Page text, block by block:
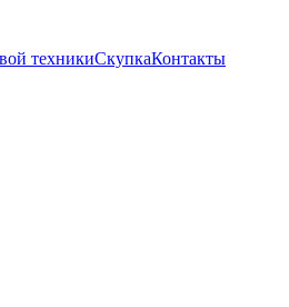
техникиСкупкаКонтакты